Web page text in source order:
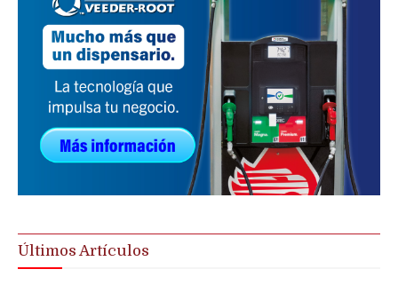
Últimos Artículos